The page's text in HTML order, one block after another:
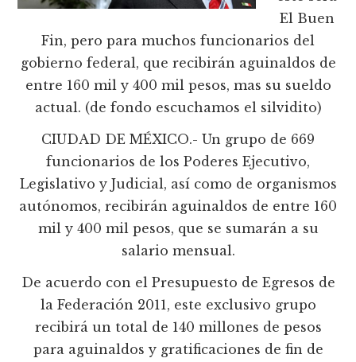
El Buen
Fin, pero para muchos funcionarios del
gobierno federal, que recibirán aguinaldos de
entre 160 mil y 400 mil pesos, mas su sueldo
actual. (de fondo escuchamos el silvidito)
CIUDAD DE MÉXICO.- Un grupo de 669
funcionarios de los Poderes Ejecutivo,
Legislativo y Judicial, así como de organismos
autónomos, recibirán aguinaldos de entre 160
mil y 400 mil pesos, que se sumarán a su
salario mensual.
De acuerdo con el Presupuesto de Egresos de
la Federación 2011, este exclusivo grupo
recibirá un total de 140 millones de pesos
para aguinaldos y gratificaciones de fin de